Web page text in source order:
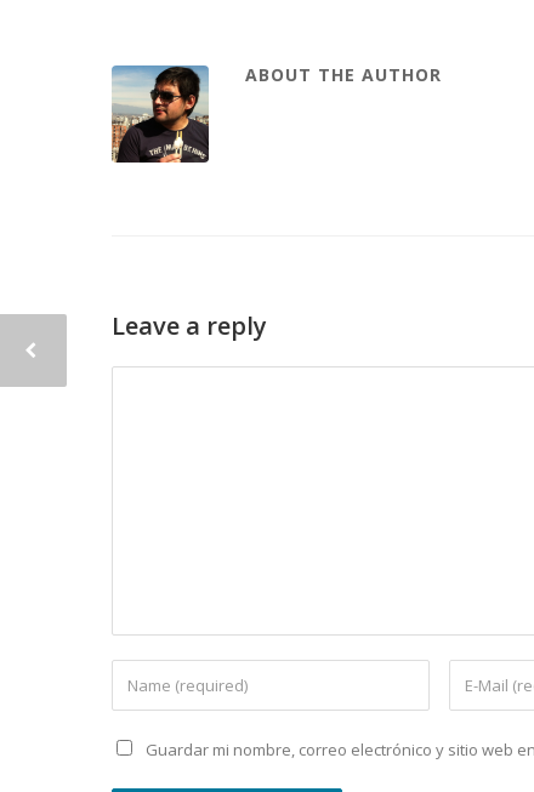
ABOUT THE AUTHOR
Leave a reply
Guardar mi nombre, correo electrónico y sitio web